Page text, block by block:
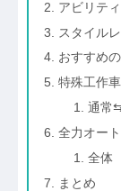
アビリティ
スタイル
おすすめ
特殊工作
通常
全力オー
全体
まとめ